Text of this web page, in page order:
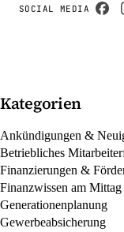
SOCIAL MEDIA
Kategorien
Ankündigungen &
Betriebliches
Finanzierungen &
Finanzwissen am Mittag
Generationenplanung
Gewerbeabsicherung